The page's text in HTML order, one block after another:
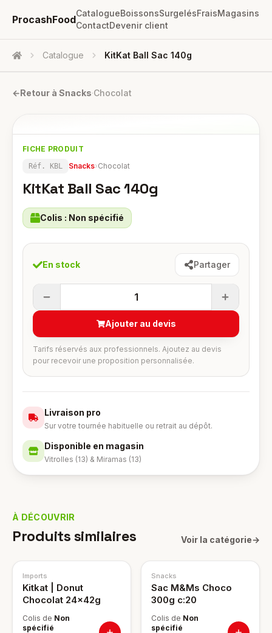
ProcashFood
CatalogueBoissonsSurgelésFraisMagasins
ContactDevenir client
Accueil Catalogue KitKat Ball Sac 140g
←Retour à Snacks·Chocolat
FICHE PRODUIT
Réf. KBL Snacks›Chocolat
KitKat Ball Sac 140g
Colis : Non spécifié
En stock Partager
1
Ajouter au devis
Tarifs réservés aux professionnels. Ajoutez au devis
pour recevoir une proposition personnalisée.
Livraison pro
Sur votre tournée habituelle ou retrait au dépôt.
Disponible en magasin
Vitrolles (13) & Miramas (13)
À DÉCOUVRIR
Produits similaires Voir la catégorie→
Imports
Kitkat | Donut
Chocolat 24x42g
Colis de Non
spécifié
Snacks
Sac M&Ms Choco
300g c:20
Colis de Non
spécifié